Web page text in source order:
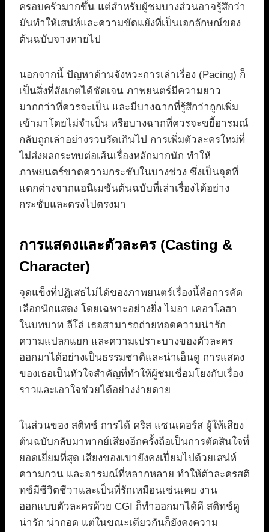
ครอบครัวมากขึ้น แต่สำหรับผู้ชมบางส่วนอาจรู้สึกว่า
มันทำให้เสน่ห์และความขัดแย้งที่เป็นเอกลักษณ์ของ
ต้นฉบับจางหายไป
นอกจากนี้ ปัญหาด้านจังหวะการเล่าเรื่อง (Pacing) ก็
เป็นสิ่งที่สังเกตได้ชัดเจน ภาพยนตร์มีความยาว
มากกว่าที่ควรจะเป็น และมีบางฉากที่รู้สึกว่าถูกเพิ่ม
เข้ามาโดยไม่จำเป็น หรือบางฉากที่ควรจะขยี้อารมณ์
กลับถูกเล่าอย่างรวบรัดเกินไป การเพิ่มตัวละครใหม่ที่
ไม่ส่งผลกระทบต่อเส้นเรื่องหลักมากนัก ทำให้
ภาพยนตร์ขาดความกระชับในบางช่วง ซึ่งเป็นจุดที่
แตกต่างจากแอนิเมชันต้นฉบับที่เล่าเรื่องได้อย่าง
กระชับและตรงไปตรงมา
การแสดงและตัวละคร (Casting &
Character)
จุดแข็งที่ปฏิเสธไม่ได้ของภาพยนตร์เรื่องนี้คือการคัด
เลือกนักแสดง โดยเฉพาะอย่างยิ่ง ไมอา เคอาโลฮา
ในบทบาท ลีโล่ เธอสามารถถ่ายทอดความน่ารัก
ความแปลกแยก และความเปราะบางของตัวละคร
ออกมาได้อย่างเป็นธรรมชาติและน่าเอ็นดู การแสดง
ของเธอเป็นหัวใจสำคัญที่ทำให้ผู้ชมเชื่อมโยงกับเรื่อง
ราวและเอาใจช่วยได้อย่างง่ายดาย
ในส่วนของ สติทช์ การได้ คริส แซนเดอร์ส ผู้ให้เสียง
ต้นฉบับกลับมาพากย์เสียงอีกครั้งถือเป็นการตัดสินใจที่
ยอดเยี่ยมที่สุด เสียงของเขายังคงเปี่ยมไปด้วยเสน่ห์
ความกวน และอารมณ์ที่หลากหลาย ทำให้ตัวละครสติ
ทช์มีชีวิตชีวาและเป็นที่รักเหมือนเช่นเคย งาน
ออกแบบตัวละครด้วย CGI ก็ทำออกมาได้ดี สติทช์ดู
น่ารัก น่ากอด แต่ในขณะเดียวกันก็ยังคงความ